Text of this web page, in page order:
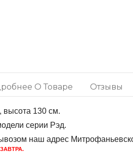
О Товаре Отзывы
высота 130 см.
серии Рэд.
наш адрес